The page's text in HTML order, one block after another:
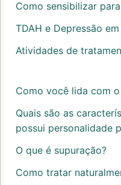
Como sensibilizar
TDAH e Depressão
Atividades de
Como você lida com
Quais são as
possui personalidade
O que é supuração?
Como tratar